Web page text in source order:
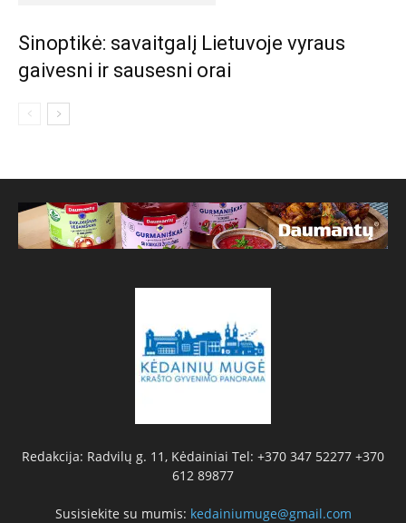
Sinoptikė: savaitgalį Lietuvoje vyraus
gaivesni ir sausesni orai
Redakcija: Radvilų g. 11, Kėdainiai Tel: +370 347 52277 +370
612 89877
Susisiekite su mumis: kedainiumuge@gmail.com